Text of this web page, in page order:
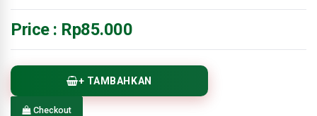
Price : Rp85.000
+ TAMBAHKAN
Checkout